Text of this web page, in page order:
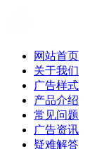
网站首页
关于我们
广告样式
产品介绍
常见问题
广告资讯
疑难解答